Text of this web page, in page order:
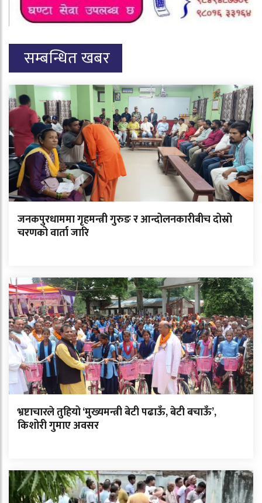
सम्बन्धित खबर
जनकपुरधाममा गृहमन्त्री गुरुङ र आन्दोलनकारीबीच दोस्रो
चरणको वार्ता जारि
भ्रष्टाचारले तुहियो ‘मुख्यमन्त्री बेटी पढाऊँ, बेटी बचाऊँ’,
किशोरी गुमाए अवसर